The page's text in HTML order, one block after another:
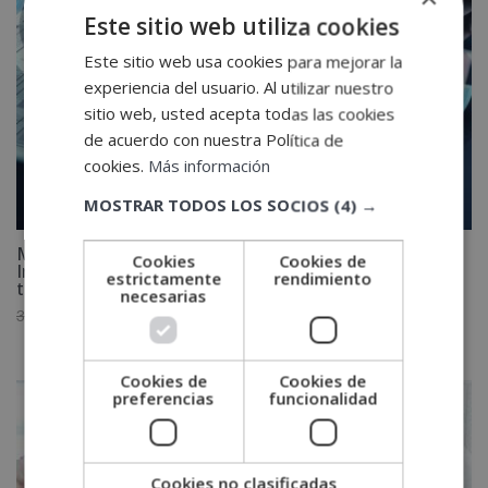
Máster en Marketing + Máster en Marketing
Intelligence + Máster en Neuromarketing (triple
titulación)
3,880.00
original
3,880.00€.
€El
precio
actual
es:
1,940.00€.
Este sitio web utiliza cookies
Este sitio web usa cookies para mejorar la
experiencia del usuario. Al utilizar nuestro
sitio web, usted acepta todas las cookies
de acuerdo con nuestra Política de
cookies. Más información
MOSTRAR TODOS LOS SOCIOS (4) →
Cookies
estrictamente
necesarias
Cookies de
rendimiento
Cookies de
preferencias
Cookies de
funcionalidad
Cookies no clasificadas